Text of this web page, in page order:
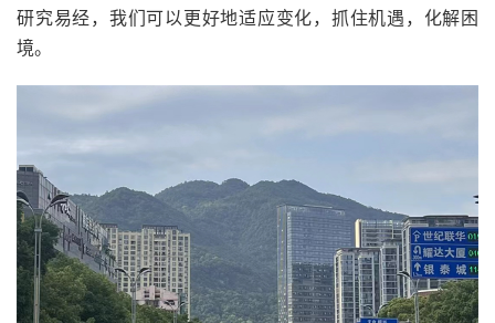
研究易经，我们可以更好地适应变化，抓住机遇，化解困
境。